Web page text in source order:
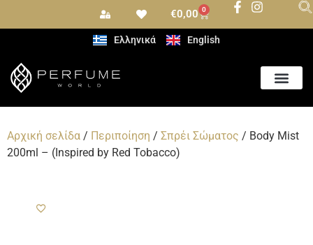
€0,00 0
Ελληνικά English
Αρχική σελίδα / Περιποίηση / Σπρέι Σώματος / Body Mist
200ml – (Inspired by Red Tobacco)